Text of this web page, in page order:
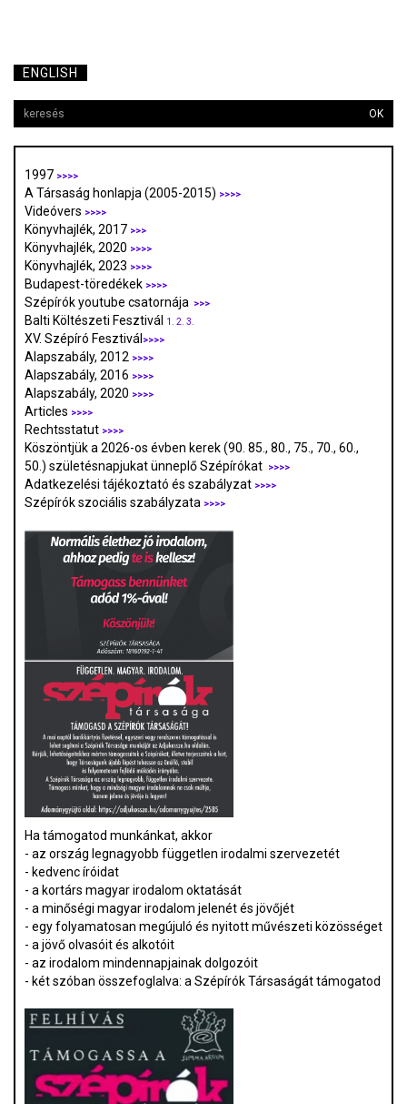
ENGLISH
OK
1997 >>>>
A Társaság honlapja (2005-2015) >>>>
Videóvers >>>>
Könyvhajlék, 2017 >>>
Könyvhajlék, 2020 >>>>
Könyvhajlék, 2023 >>>>
Budapest-töredékek >>>>
Szépírók youtube csatornája >>>
Balti Költészeti Fesztivál 1. 2. 3.
XV. Szépíró Fesztivál >>>>
Alapszabály, 2012 >>>>
Alapszabály, 2016 >>>>
Alapszabály, 2020 >>>>
Articles >>>>
Rechtsstatut >>>>
Köszöntjük a 2026-os évben kerek (90. 85., 80., 75., 70., 60.,
50.) születésnapjukat ünneplő Szépírókat
>>>>
Adatkezelési tájékoztató és szabályzat >>>>
Szépírók szociális szabályzata >>>>
Ha támogatod munkánkat, akkor
- az ország legnagyobb független irodalmi szervezetét
- kedvenc íróidat
- a kortárs magyar irodalom oktatását
- a minőségi magyar irodalom jelenét és jövőjét
- egy folyamatosan megújuló és nyitott művészeti közösséget
- a jövő olvasóit és alkotóit
- az irodalom mindennapjainak dolgozóit
- két szóban összefoglalva: a Szépírók Társaságát támogatod